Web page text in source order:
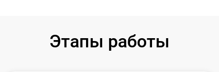
Этапы работы